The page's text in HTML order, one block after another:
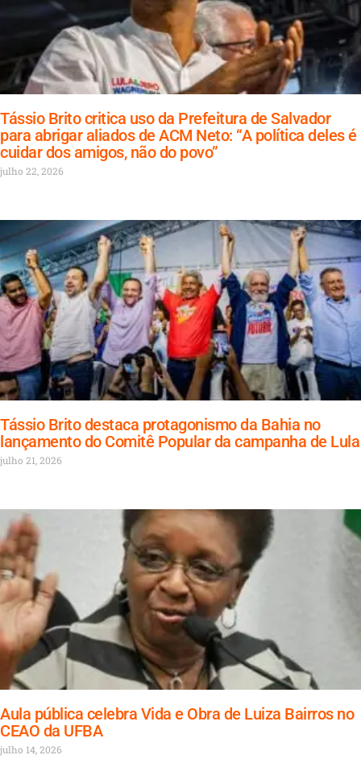
Tássio Brito critica uso da Prefeitura de Salvador
para abrigar aliados de ACM Neto: “A política deles é
cuidar dos amigos, não do povo”
julho 22, 2026
Tássio Brito destaca protagonismo da Bahia no
lançamento do Comitê Popular da campanha de Lula
julho 21, 2026
Aula pública celebra Vida e Obra de Luiza Bairros no
CEAO da UFBA
julho 14, 2026